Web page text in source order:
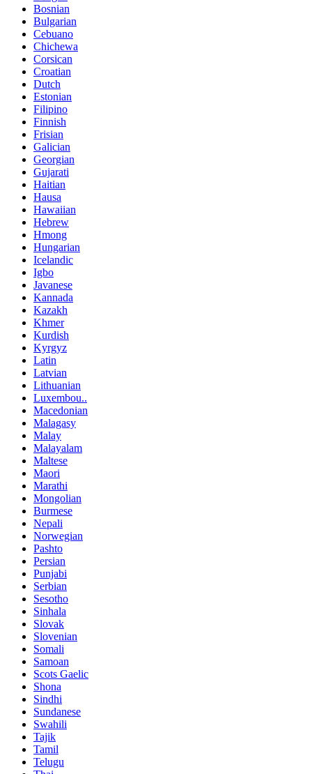
Bosnian
Bulgarian
Cebuano
Chichewa
Corsican
Croatian
Dutch
Estonian
Filipino
Finnish
Frisian
Galician
Georgian
Gujarati
Haitian
Hausa
Hawaiian
Hebrew
Hmong
Hungarian
Icelandic
Igbo
Javanese
Kannada
Kazakh
Khmer
Kurdish
Kyrgyz
Latin
Latvian
Lithuanian
Luxembou..
Macedonian
Malagasy
Malay
Malayalam
Maltese
Maori
Marathi
Mongolian
Burmese
Nepali
Norwegian
Pashto
Persian
Punjabi
Serbian
Sesotho
Sinhala
Slovak
Slovenian
Somali
Samoan
Scots Gaelic
Shona
Sindhi
Sundanese
Swahili
Tajik
Tamil
Telugu